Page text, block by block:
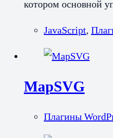
котором основной
JavaScript,
MapSVG
Плагины